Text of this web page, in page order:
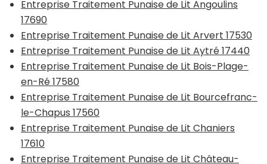
Entreprise Traitement Punaise de Lit Angoulins
17690
Entreprise Traitement Punaise de Lit Arvert 17530
Entreprise Traitement Punaise de Lit Aytré 17440
Entreprise Traitement Punaise de Lit Bois-Plage-
en-Ré 17580
Entreprise Traitement Punaise de Lit Bourcefranc-
le-Chapus 17560
Entreprise Traitement Punaise de Lit Chaniers
17610
Entreprise Traitement Punaise de Lit Château-